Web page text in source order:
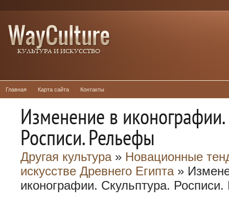
Главная Карта сайта Контакты
Изменение в иконографии.
Росписи. Рельефы
Другая культура» Новационные
искусстве Древнего Египта»
иконографии. Скульптура.